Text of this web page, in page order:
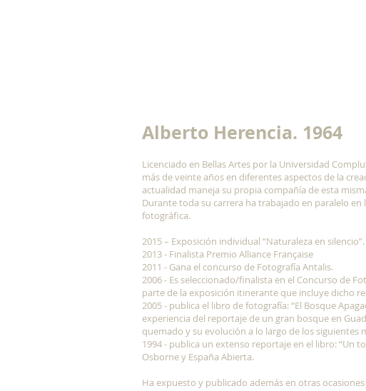
Alberto Herencia. 1964
Licenciado en Bellas Artes por la Universidad
más de veinte años en diferentes aspectos de la
actualidad maneja su propia compañía de esta
Durante toda su carrera ha trabajado en paralelo en
fotográfica.
2015 – Exposición individual “Naturaleza en
2013 - Finalista Premio Alliance Française
2011 - Gana el concurso de Fotografía Antalis.
2006 - Es seleccionado/finalista en el Concurso de
parte de la exposición itinerante que incluye dicho
2005 - publica el libro de fotografía: “El Bosque
experiencia del reportaje de un gran bosque en
quemado y su evolución a lo largo de los siguientes
1994 - publica un extenso reportaje en el libro: “Un
Osborne y España Abierta.
Ha expuesto y publicado además en otras